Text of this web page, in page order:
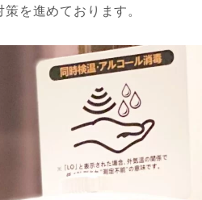
を進めております。